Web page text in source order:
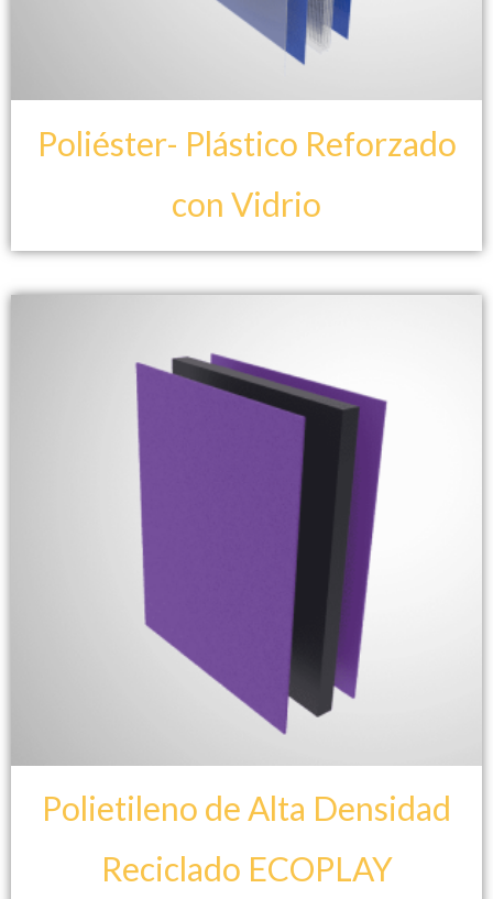
Poliéster- Plástico Reforzado
con Vidrio
Polietileno de Alta Densidad
Reciclado ECOPLAY